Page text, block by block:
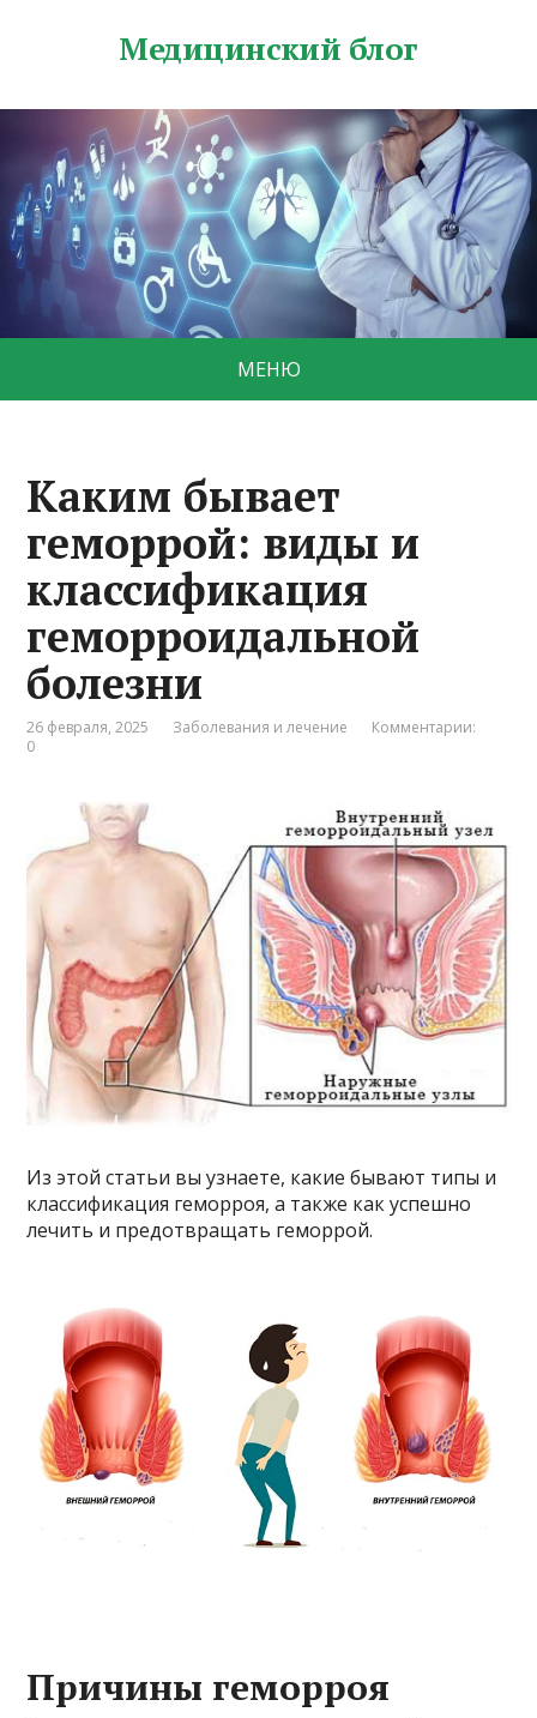
Медицинский блог
МЕНЮ
Каким бывает
геморрой: виды и
классификация
геморроидальной
болезни
26 февраля, 2025 Заболевания и лечение
Комментарии:
0
Из этой статьи вы узнаете, какие бывают типы и
классификация геморроя, а также как успешно
лечить и предотвращать геморрой.
Причины геморроя